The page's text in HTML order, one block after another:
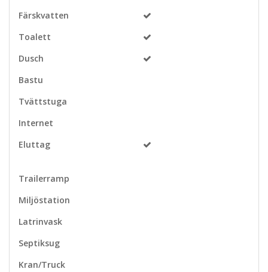
Färskvatten
Toalett
Dusch
Bastu
Tvättstuga
Internet
Eluttag
Trailerramp
Miljöstation
Latrinvask
Septiksug
Kran/Truck